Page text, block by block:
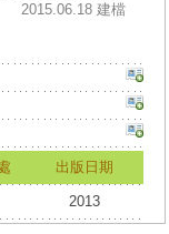
2015.06.18 建檔
出版日期
2013